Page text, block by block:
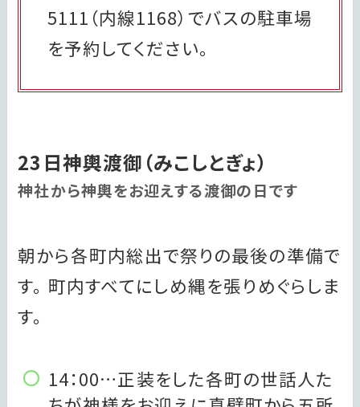
5111（内線1168）でバスの駐車場
を予約してください。
23日神輿渡御（みこしとぎょ）
神社から神輿をお迎えする渡御の日です
朝から各町内総出で祭りの最後の準備で
す。 町内すべてにしめ縄を張りめぐらしま
す。
14：00…正装をした各町の世話人た